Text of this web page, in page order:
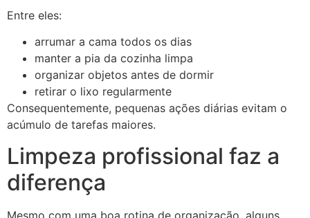
Entre eles:
arrumar a cama todos os dias
manter a pia da cozinha limpa
organizar objetos antes de dormir
retirar o lixo regularmente
Consequentemente, pequenas ações diárias evitam o
acúmulo de tarefas maiores.
Limpeza profissional faz a
diferença
Mesmo com uma boa rotina de organização, alguns